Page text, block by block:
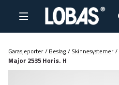
Garasjeporter / Beslag / Skinnesystemer /
Major 2535 Horis. H